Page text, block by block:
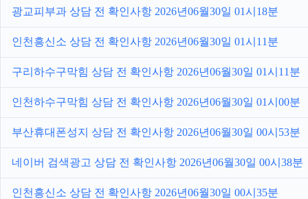
광교피부과 상담 전 확인사항 2026년06월30일 01시18분
인천흥신소 상담 전 확인사항 2026년06월30일 01시11분
구리하수구막힘 상담 전 확인사항 2026년06월30일 01시11분
인천하수구막힘 상담 전 확인사항 2026년06월30일 01시00분
부산휴대폰성지 상담 전 확인사항 2026년06월30일 00시53분
네이버 검색광고 상담 전 확인사항 2026년06월30일 00시38분
인천흥신소 상담 전 확인사항 2026년06월30일 00시35분